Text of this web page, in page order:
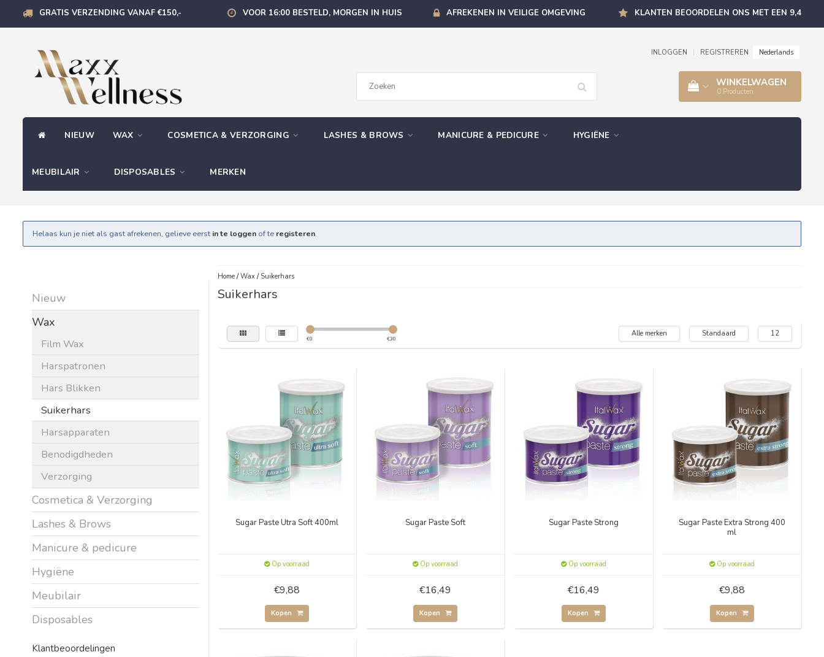
GRATIS VERZENDING VANAF €150,- VOOR 16:00 BESTELD, MORGEN IN HUIS AFREKENEN IN VEILIGE OMGEVING KLANTEN BEOORDELEN ONS MET EEN 9,4
INLOGGEN REGISTREREN Nederlands
WINKELWAGEN
0 Producten
NIEUW WAX COSMETICA & VERZORGING LASHES & BROWS MANICURE & PEDICURE HYGIËNE
MEUBILAIR DISPOSABLES MERKEN
Helaas kun je niet als gast afrekenen, gelieve eerst in te loggen of te registeren.
Nieuw
Wax
Film Wax
Harspatronen
Hars Blikken
Suikerhars
Harsapparaten
Benodigdheden
Verzorging
Cosmetica & Verzorging
Lashes & Brows
Manicure & pedicure
Hygiëne
Meubilair
Disposables
Klantbeoordelingen
Home/Wax/ Suikerhars
Suikerhars
€0 €30
Alle merken Standaard 12
Sugar Paste Utra Soft 400ml
Op voorraad
€9,88
Kopen
Sugar Paste Soft
Op voorraad
€16,49
Kopen
Sugar Paste Strong
Op voorraad
€16,49
Kopen
Sugar Paste Extra Strong 400
ml
Op voorraad
€9,88
Kopen